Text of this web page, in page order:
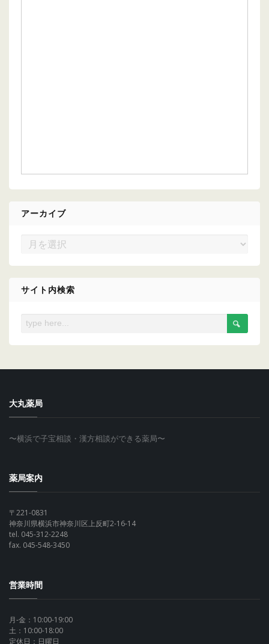
アーカイブ
イ
サイト内検索
大丸薬局
〜横浜で子宝相談・漢方相談ができる薬局〜
薬局案内
〒221-0831
神奈川県横浜市神奈川区上反町2-16-14
tel. 045-312-2248
fax. 045-548-3450
営業時間
月-金：10:00-19:00
土：10:00-18:00
定休日：日曜日